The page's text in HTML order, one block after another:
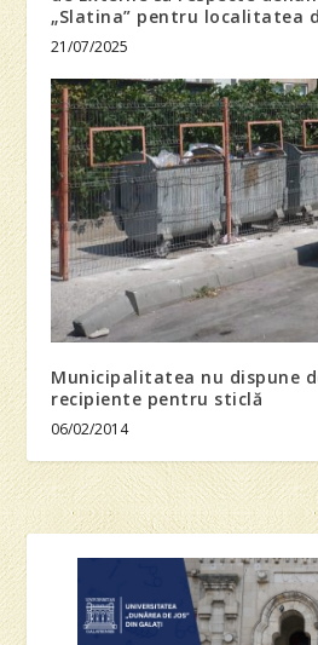
„Slatina” pentru localitatea
21/07/2025
Municipalitatea nu dispune
recipiente pentru sticlă
06/02/2014